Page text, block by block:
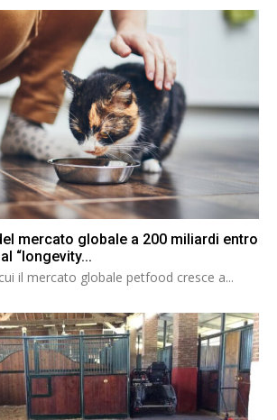
mercato globale a 200 miliardi entro
“longevity...
il mercato globale petfood cresce a...